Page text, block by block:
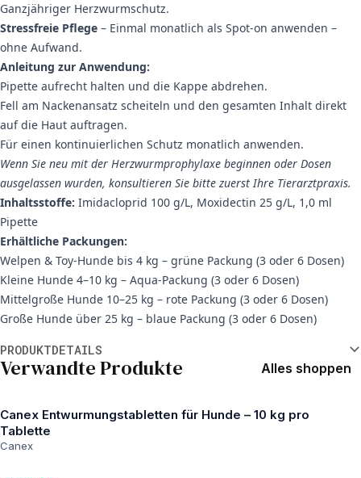
Ganzjähriger Herzwurmschutz.
Stressfreie Pflege – Einmal monatlich als Spot-on anwenden –
ohne Aufwand.
Anleitung zur Anwendung:
Pipette aufrecht halten und die Kappe abdrehen.
Fell am Nackenansatz scheiteln und den gesamten Inhalt direkt
auf die Haut auftragen.
Für einen kontinuierlichen Schutz monatlich anwenden.
Wenn Sie neu mit der Herzwurmprophylaxe beginnen oder Dosen
ausgelassen wurden, konsultieren Sie bitte zuerst Ihre Tierarztpraxis.
Inhaltsstoffe: Imidacloprid 100 g/L, Moxidectin 25 g/L, 1,0 ml
Pipette
Erhältliche Packungen:
Welpen & Toy-Hunde bis 4 kg – grüne Packung (3 oder 6 Dosen)
Kleine Hunde 4–10 kg – Aqua-Packung (3 oder 6 Dosen)
Mittelgroße Hunde 10–25 kg – rote Packung (3 oder 6 Dosen)
Große Hunde über 25 kg – blaue Packung (3 oder 6 Dosen)
PRODUKTDETAILS
Verwandte Produkte Alles shoppen
Canex Entwurmungstabletten für Hunde – 10 kg pro
Tablette
Canex